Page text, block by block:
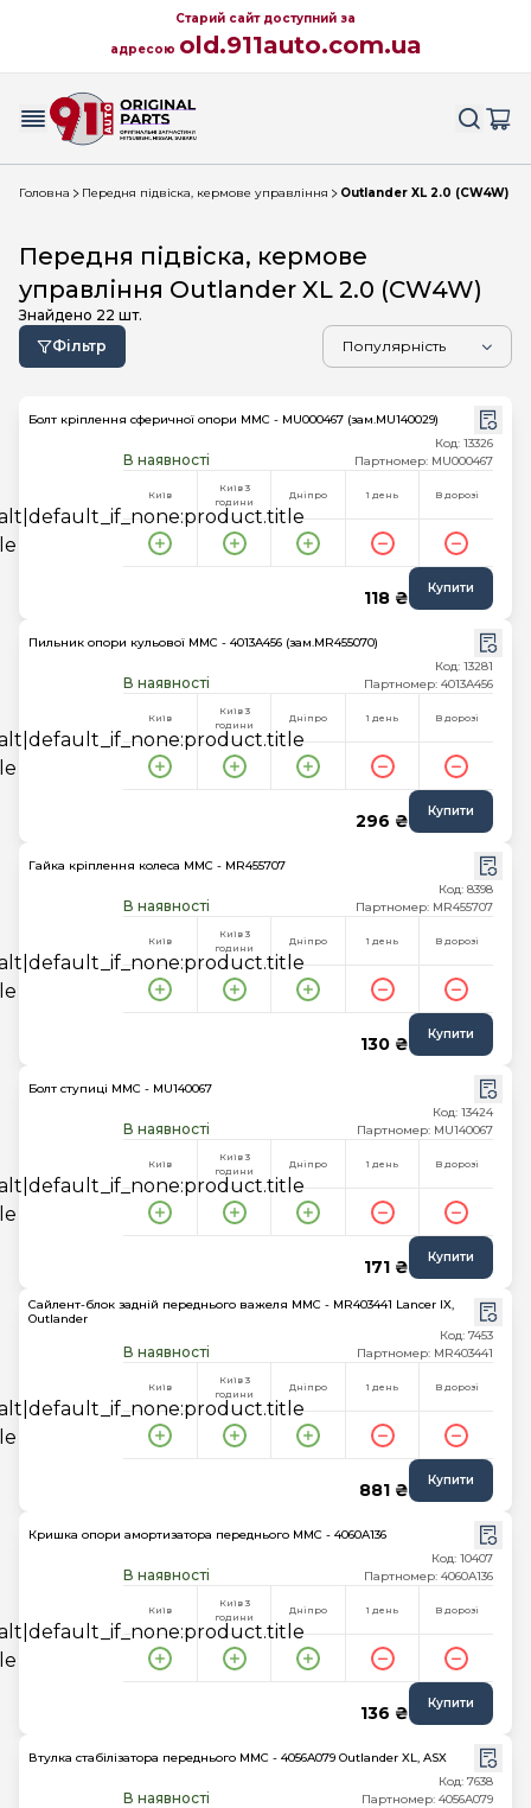
Старий сайт доступний за
адресою old.911auto.com.ua
Головна Передня підвіска, кермове управління Outlander XL 2.0 (CW4W)
Передня підвіска, кермове
управління Outlander XL 2.0 (CW4W)
Знайдено 22 шт.
Фільтр
Болт кріплення сферичної опори MMC - MU000467 (зам.MU140029)
В наявності
Код: 13326
Партномер: MU000467
Київ
Київ 3
години
Дніпро 1 день В дорозі
118 ₴ Купити
Пильник опори кульової MMC - 4013A456 (зам.MR455070)
В наявності
Код: 13281
Партномер: 4013A456
Київ
Київ 3
години
Дніпро 1 день В дорозі
296 ₴ Купити
Гайка кріплення колеса MMC - MR455707
В наявності
Код: 8398
Партномер: MR455707
Київ
Київ 3
години
Дніпро 1 день В дорозі
130 ₴ Купити
Болт ступиці MMC - MU140067
В наявності
Код: 13424
Партномер: MU140067
Київ
Київ 3
години
Дніпро 1 день В дорозі
171 ₴ Купити
Сайлент-блок задній переднього важеля MMC - MR403441 Lancer IX,
Outlander
В наявності
Код: 7453
Партномер: MR403441
Київ
Київ 3
години
Дніпро 1 день В дорозі
881 ₴ Купити
Кришка опори амортизатора переднього MMC - 4060A136
В наявності
Код: 10407
Партномер: 4060A136
Київ
Київ 3
години
Дніпро 1 день В дорозі
136 ₴ Купити
Втулка стабілізатора переднього MMC - 4056A079 Outlander XL, ASX
В наявності
Код: 7638
Партномер: 4056A079